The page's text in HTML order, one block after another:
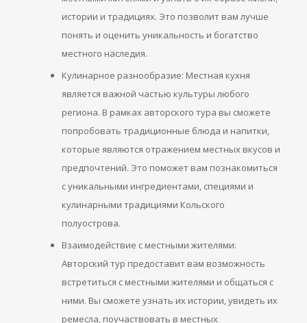
истории и традициях. Это позволит вам лучше
понять и оценить уникальность и богатство
местного наследия.
Кулинарное разнообразие: Местная кухня
является важной частью культуры любого
региона. В рамках авторского тура вы сможете
попробовать традиционные блюда и напитки,
которые являются отражением местных вкусов и
предпочтений. Это поможет вам познакомиться
с уникальными ингредиентами, специями и
кулинарными традициями Кольского
полуострова.
Взаимодействие с местными жителями:
Авторский тур предоставит вам возможность
встретиться с местными жителями и общаться с
ними. Вы сможете узнать их истории, увидеть их
ремесла, поучаствовать в местных